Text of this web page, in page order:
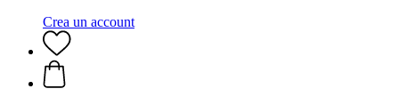
Crea un account